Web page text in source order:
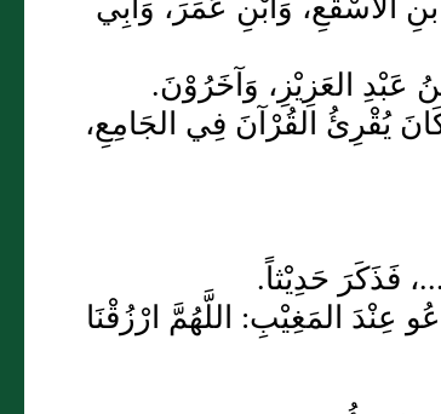
الأَسْقَعِ، وَابْنِ عُمَرَ، وَأَبِي
عَبْدِ العَزِيْزِ، وَآخَرُوْنَ.
يُقْرِئُ القُرْآنَ فِي الجَامِعِ،
فَذَكَرَ حَدِيْثاً.
عِنْدَ المَغِيْبِ: اللَّهُمَّ ارْزُقْنَا